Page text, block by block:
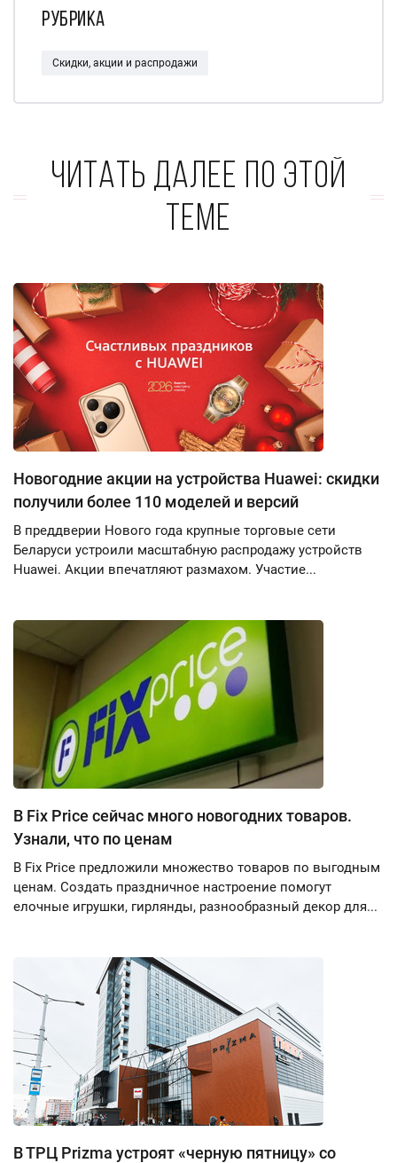
Рубрика
Скидки, акции и распродажи
Читать далее по этой
теме
Новогодние акции на устройства Huawei: скидки
получили более 110 моделей и версий
В преддверии Нового года крупные торговые сети
Беларуси устроили масштабную распродажу устройств
Huawei. Акции впечатляют размахом. Участие...
В Fix Price сейчас много новогодних товаров.
Узнали, что по ценам
В Fix Price предложили множество товаров по выгодным
ценам. Создать праздничное настроение помогут
елочные игрушки, гирлянды, разнообразный декор для...
В ТРЦ Prizma устроят «черную пятницу» со